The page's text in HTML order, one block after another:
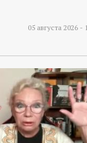
05 августа 2026 -